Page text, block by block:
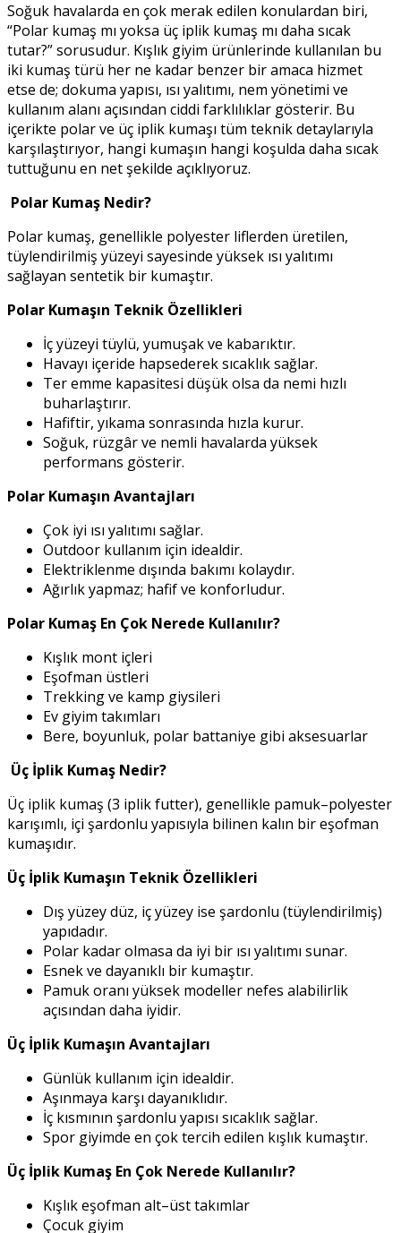
Soğuk havalarda en çok merak edilen konulardan biri,
“Polar kumaş mı yoksa üç iplik kumaş mı daha sıcak
tutar?” sorusudur. Kışlık giyim ürünlerinde kullanılan bu
iki kumaş türü her ne kadar benzer bir amaca hizmet
etse de; dokuma yapısı, ısı yalıtımı, nem yönetimi ve
kullanım alanı açısından ciddi farklılıklar gösterir. Bu
içerikte polar ve üç iplik kumaşı tüm teknik detaylarıyla
karşılaştırıyor, hangi kumaşın hangi koşulda daha sıcak
tuttuğunu en net şekilde açıklıyoruz.
Polar Kumaş Nedir?
Polar kumaş, genellikle polyester liflerden üretilen,
tüylendirilmiş yüzeyi sayesinde yüksek ısı yalıtımı
sağlayan sentetik bir kumaştır.
Polar Kumaşın Teknik Özellikleri
İç yüzeyi tüylü, yumuşak ve kabarıktır.
Havayı içeride hapsederek sıcaklık sağlar.
Ter emme kapasitesi düşük olsa da nemi hızlı
buharlaştırır.
Hafiftir, yıkama sonrasında hızla kurur.
Soğuk, rüzgâr ve nemli havalarda yüksek
performans gösterir.
Polar Kumaşın Avantajları
Çok iyi ısı yalıtımı sağlar.
Outdoor kullanım için idealdir.
Elektriklenme dışında bakımı kolaydır.
Ağırlık yapmaz; hafif ve konforludur.
Polar Kumaş En Çok Nerede Kullanılır?
Kışlık mont içleri
Eşofman üstleri
Trekking ve kamp giysileri
Ev giyim takımları
Bere, boyunluk, polar battaniye gibi aksesuarlar
Üç İplik Kumaş Nedir?
Üç iplik kumaş (3 iplik futter), genellikle pamuk–polyester
karışımlı, içi şardonlu yapısıyla bilinen kalın bir eşofman
kumaşıdır.
Üç İplik Kumaşın Teknik Özellikleri
Dış yüzey düz, iç yüzey ise şardonlu (tüylendirilmiş)
yapıdadır.
Polar kadar olmasa da iyi bir ısı yalıtımı sunar.
Esnek ve dayanıklı bir kumaştır.
Pamuk oranı yüksek modeller nefes alabilirlik
açısından daha iyidir.
Üç İplik Kumaşın Avantajları
Günlük kullanım için idealdir.
Aşınmaya karşı dayanıklıdır.
İç kısmının şardonlu yapısı sıcaklık sağlar.
Spor giyimde en çok tercih edilen kışlık kumaştır.
Üç İplik Kumaş En Çok Nerede Kullanılır?
Kışlık eşofman alt–üst takımlar
Çocuk giyim